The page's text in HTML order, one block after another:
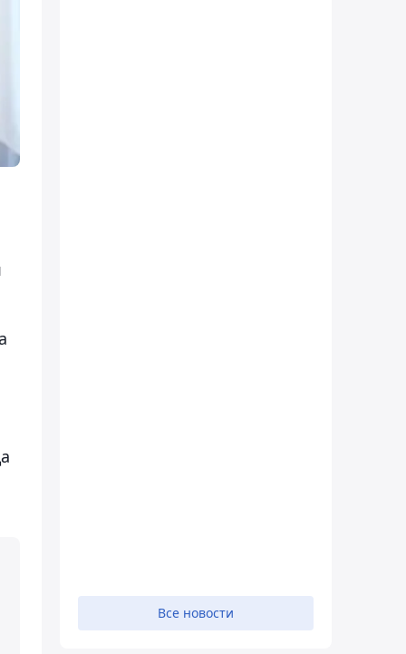
Все новости